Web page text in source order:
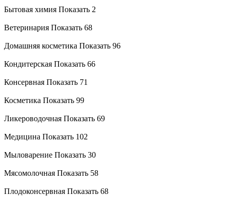
Бытовая химия Показать 2
Ветеринария Показать 68
Домашняя косметика Показать 96
Кондитерская Показать 66
Консервная Показать 71
Косметика Показать 99
Ликероводочная Показать 69
Медицина Показать 102
Мыловарение Показать 30
Мясомолочная Показать 58
Плодоконсервная Показать 68